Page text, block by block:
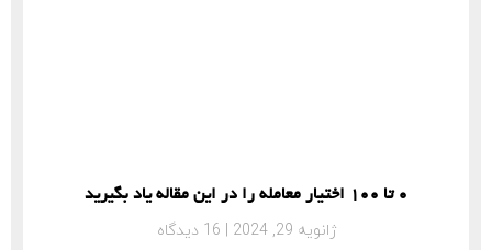
0 تا 100 اختیار معامله را در این مقاله یاد بگیرید
ژانویه 29, 2024
16 دیدگاه